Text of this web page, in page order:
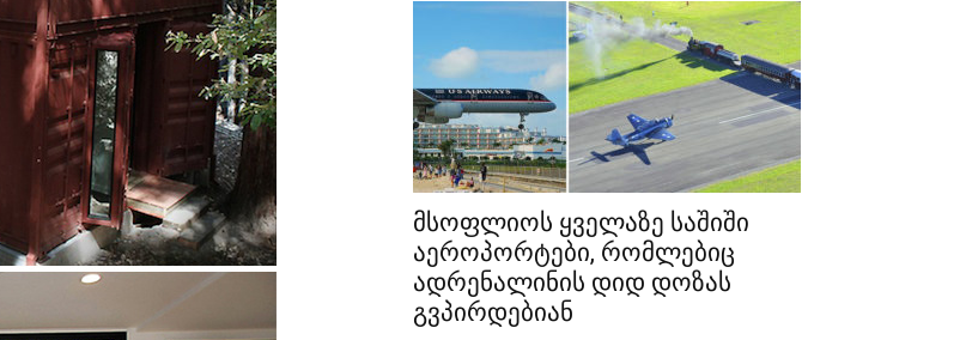
მსოფლიოს ყველაზე საშიში
აეროპორტები, რომლებიც
ადრენალინის დიდ დოზას
გვპირდებიან